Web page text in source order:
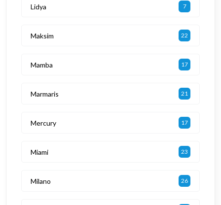
Lidya 7
Maksim 22
Mamba 17
Marmaris 21
Mercury 17
Miami 23
Milano 26